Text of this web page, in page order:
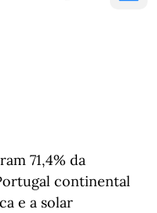
71,4% da
continental
e a solar